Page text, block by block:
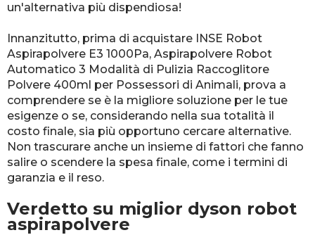
un'alternativa più dispendiosa!
Innanzitutto, prima di acquistare INSE Robot
Aspirapolvere E3 1000Pa, Aspirapolvere Robot
Automatico 3 Modalità di Pulizia Raccoglitore
Polvere 400ml per Possessori di Animali, prova a
comprendere se è la migliore soluzione per le tue
esigenze o se, considerando nella sua totalità il
costo finale, sia più opportuno cercare alternative.
Non trascurare anche un insieme di fattori che fanno
salire o scendere la spesa finale, come i termini di
garanzia e il reso.
Verdetto su miglior dyson robot
aspirapolvere